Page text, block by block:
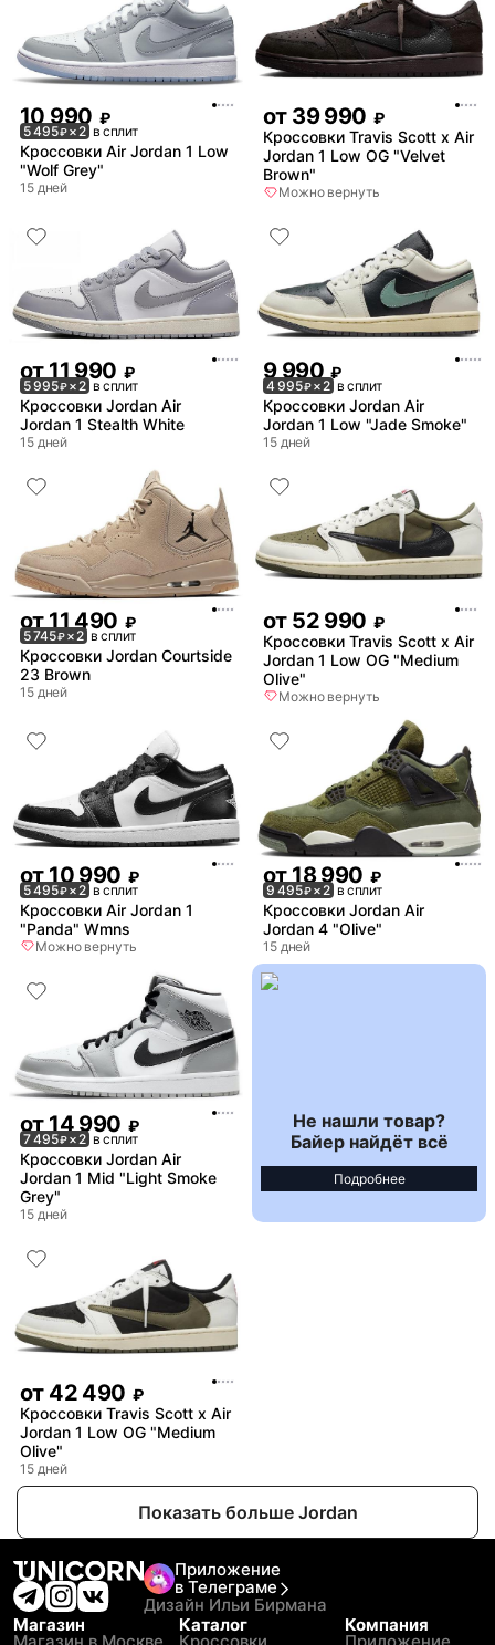
10 990 ₽
5 495₽× 2 в сплит
Кроссовки Air Jordan 1 Low
"Wolf Grey"
15 дней
от 39 990 ₽
Кроссовки Travis Scott x Air
Jordan 1 Low OG "Velvet
Brown"
Можно вернуть
от11 990 ₽
5 995₽× 2 в сплит
Кроссовки Jordan Air
Jordan 1 Stealth White
15 дней
9 990 ₽
4 995₽× 2 в сплит
Кроссовки Jordan Air
Jordan 1 Low "Jade Smoke"
15 дней
от11 490 ₽
5 745₽× 2 в сплит
Кроссовки Jordan Courtside
23 Brown
15 дней
от 52 990 ₽
Кроссовки Travis Scott x Air
Jordan 1 Low OG "Medium
Olive"
Можно вернуть
от 10 990 ₽
5 495₽× 2 в сплит
Кроссовки Air Jordan 1
"Panda" Wmns
Можно вернуть
от 18 990 ₽
9 495₽× 2 в сплит
Кроссовки Jordan Air
Jordan 4 "Olive"
15 дней
от14 990 ₽
7 495₽× 2 в сплит
Кроссовки Jordan Air
Jordan 1 Mid "Light Smoke
Grey"
15 дней
Не нашли товар?
Байер найдёт всё
Подробнее
от 42 490 ₽
Кроссовки Travis Scott x Air
Jordan 1 Low OG "Medium
Olive"
15 дней
Показать больше Jordan
Приложение
в Телеграме
Дизайн Ильи Бирмана
Магазин
Каталог Компания